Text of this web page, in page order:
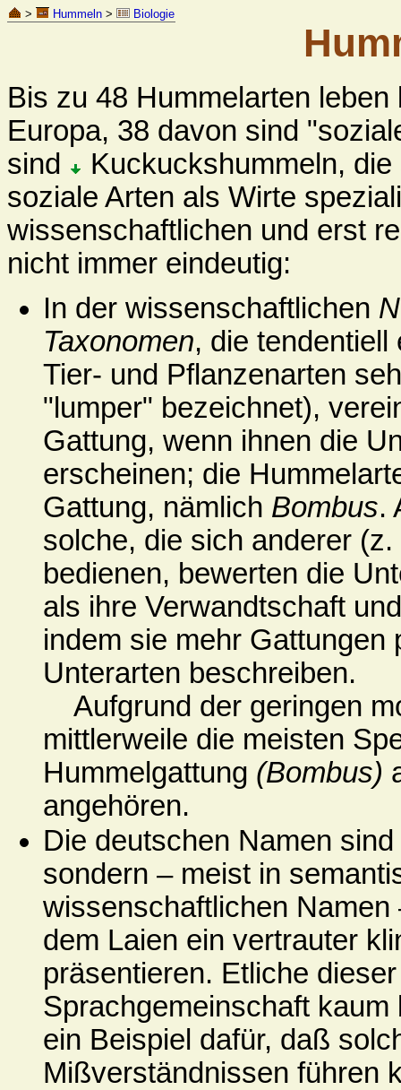
> Hummeln > Biologie
Bis zu 48 Hummelarten
Europa, 38 davon sind
sind
Kuckuckshummeln,
soziale Arten als Wirte
wissenschaftlichen und erst
nicht immer eindeutig:
In der wissenschaftlichen
Taxonomen, die
Tier- und Pflanzenarten
"lumper" bezeichnet),
Gattung, wenn ihnen die
erscheinen; die
Gattung, nämlich Bombus.
solche, die sich anderer
bedienen, bewerten die
als ihre Verwandtschaft
indem sie mehr
Unterarten beschreiben.
Aufgrund der geringen
mittlerweile die meisten
Hummelgattung (Bombus)
angehören.
Die deutschen Namen
sondern – meist in
wissenschaftlichen
dem Laien ein vertrauter
präsentieren. Etliche
Sprachgemeinschaft
ein Beispiel dafür, daß
Mißverständnissen führen